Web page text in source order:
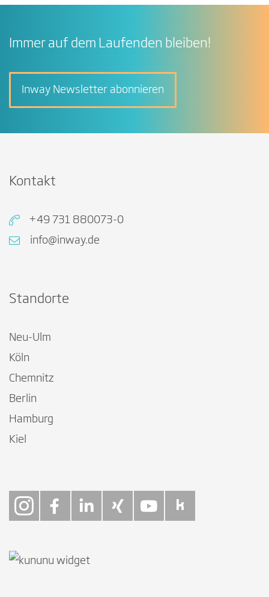
Immer auf dem Laufenden bleiben!
Inway Newsletter abonnieren
Kontakt
+49 731 880073-0
info@inway.de
Standorte
Neu-Ulm
Köln
Chemnitz
Berlin
Hamburg
Kiel